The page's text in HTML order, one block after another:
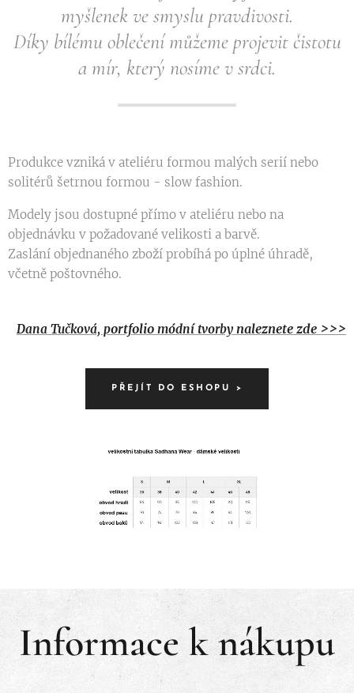
myšlenek ve smyslu pravdivosti.
Díky bílému oblečení můžeme projevit čistotu
a mír, který nosíme v srdci.
Produkce vzniká v ateliéru formou malých serií nebo
solitérů šetrnou formou - slow fashion.
Modely jsou dostupné přímo v ateliéru nebo na
objednávku v požadované velikosti a barvě.
Zaslání objednaného zboží probíhá po úplné úhradě,
včetně poštovného.
Dana Tučková, portfolio módní tvorby naleznete zde >>>
PŘEJÍT DO ESHOPU >
Informace k nákupu